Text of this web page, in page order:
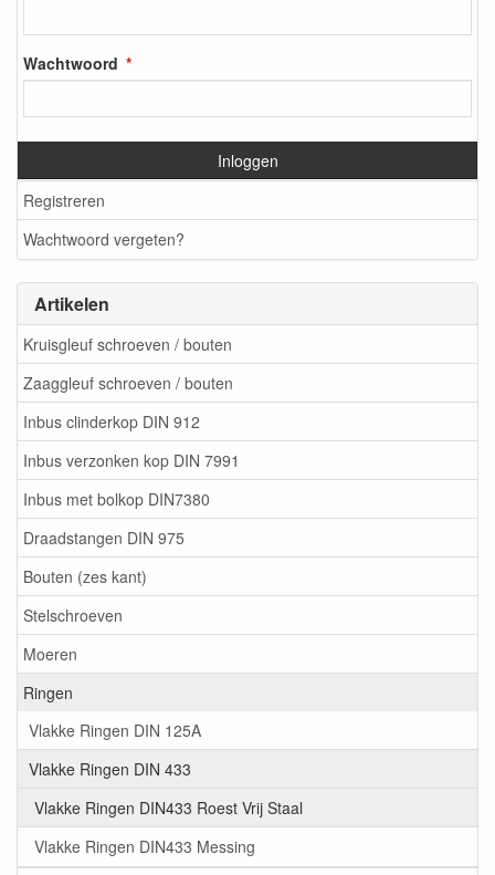
Wachtwoord
Inloggen
Registreren
Wachtwoord vergeten?
Artikelen
Kruisgleuf schroeven / bouten
Zaaggleuf schroeven / bouten
Inbus clinderkop DIN 912
Inbus verzonken kop DIN 7991
Inbus met bolkop DIN7380
Draadstangen DIN 975
Bouten (zes kant)
Stelschroeven
Moeren
Ringen
Vlakke Ringen DIN 125A
Vlakke Ringen DIN 433
Vlakke Ringen DIN433 Roest Vrij Staal
Vlakke Ringen DIN433 Messing